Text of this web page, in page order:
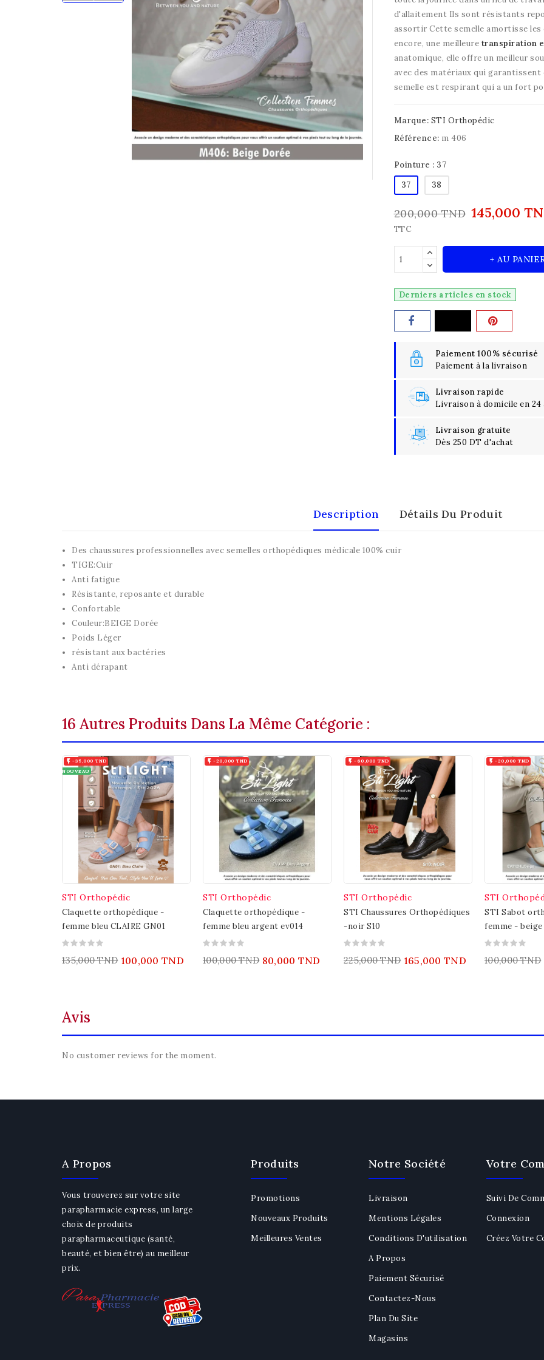
d'allaitement Ils sont résistants
assortir Cette semelle amortisse les
encore, une meilleure transpiration
anatomique, elle offre un meilleur
avec des matériaux qui
semelle est respirant qui a un fort
Marque: STI Orthopédic
Référence: m 406
Pointure : 37
37
38
200,000 TND 145,000
TTC
+ AU
Derniers articles en stock
Paiement 100% sécurisé
Paiement à la livraison
Livraison rapide
Livraison à domicile en 24
Livraison gratuite
Dès 250 DT d'achat
Description Détails Du Produit
Des chaussures professionnelles avec semelles orthopédiques médicale 100% cuir
TIGE:Cuir
Anti fatigue
Résistante, reposante et durable
Confortable
Couleur:BEIGE Dorée
Poids Léger
résistant aux bactéries
Anti dérapant
16 Autres Produits Dans La Même Catégorie :
-35,000 TND
NOUVEAU
STI Orthopédic
Claquette orthopédique -
femme bleu CLAIRE GN01
135,000 TND 100,000 TND
-20,000 TND
STI Orthopédic
Claquette orthopédique -
femme bleu argent ev014
100,000 TND 80,000 TND
-60,000 TND
STI Orthopédic
STI Chaussures Orthopédiques
-noir S10
225,000 TND 165,000 TND
-20,000 TND
STI
STI Sabot
femme - beige
100,000 TND
Avis
No customer reviews for the moment.
A Propos
Vous trouverez sur votre site
parapharmacie express, un large
choix de produits
parapharmaceutique (santé,
beauté, et bien être) au meilleur
prix.
Produits
Promotions
Nouveaux Produits
Meilleures Ventes
Notre Société
Livraison
Mentions Légales
Conditions D'utilisation
A Propos
Paiement Sécurisé
Contactez-Nous
Plan Du Site
Magasins
Votre
Suivi De
Connexion
Créez Votre